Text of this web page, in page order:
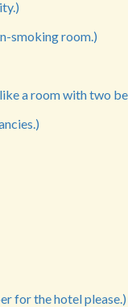
smoking room.)
a room with two
for the hotel please.)